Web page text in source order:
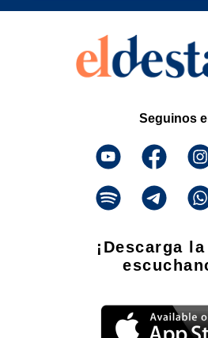
Seguinos
¡Descarga